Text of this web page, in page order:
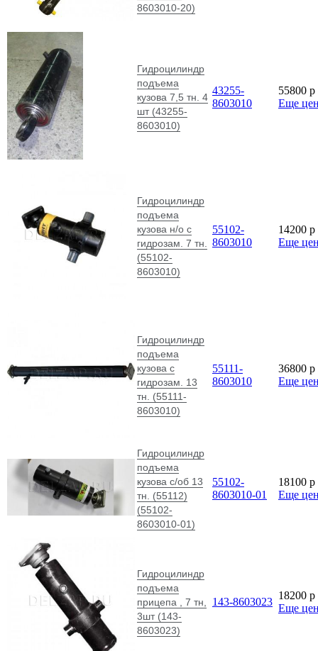
8603010-20)
Гидроцилиндр
подъема
кузова 7,5 тн. 4
шт (43255-
8603010)
43255-
8603010
55800 p
Еще
Гидроцилиндр
подъема
кузова н/о с
гидрозам. 7 тн.
(55102-
8603010)
55102-
8603010
14200 p
Еще
Гидроцилиндр
подъема
кузова с
гидрозам. 13
тн. (55111-
8603010)
55111-
8603010
36800 p
Еще
Гидроцилиндр
подъема
кузова с/об 13
тн. (55112)
(55102-
8603010-01)
55102-
8603010-01
18100 p
Еще
Гидроцилиндр
подъема
прицепа , 7 тн,
3шт (143-
8603023)
143-8603023
18200 p
Еще